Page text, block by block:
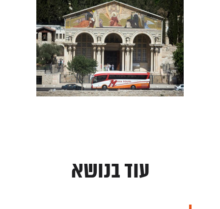
עוד בנושא